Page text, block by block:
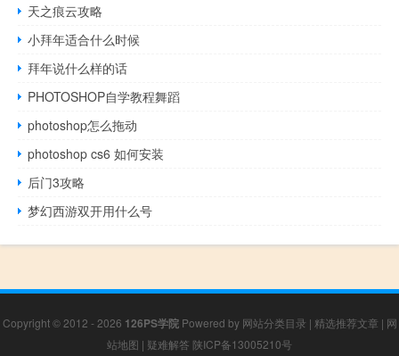
天之痕云攻略
小拜年适合什么时候
拜年说什么样的话
PHOTOSHOP自学教程舞蹈
photoshop怎么拖动
photoshop cs6 如何安装
后门3攻略
梦幻西游双开用什么号
Copyright © 2012 - 2026 126PS学院Powered by 网站分类目录 | 精选推荐文章 | 网
站地图 | 疑难解答 陕ICP备13005210号